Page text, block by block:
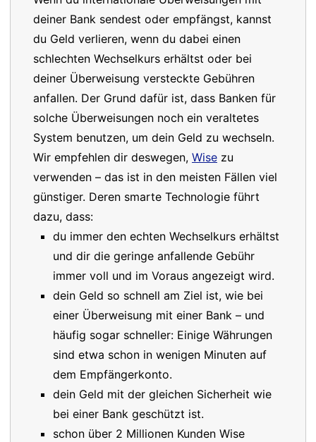
deiner Bank sendest oder empfängst, kannst
du Geld verlieren, wenn du dabei einen
schlechten Wechselkurs erhältst oder bei
deiner Überweisung versteckte Gebühren
anfallen. Der Grund dafür ist, dass Banken für
solche Überweisungen noch ein veraltetes
System benutzen, um dein Geld zu wechseln.
Wir empfehlen dir deswegen, Wise zu
verwenden – das ist in den meisten Fällen viel
günstiger. Deren smarte Technologie führt
dazu, dass:
du immer den echten Wechselkurs erhältst
und dir die geringe anfallende Gebühr
immer voll und im Voraus angezeigt wird.
dein Geld so schnell am Ziel ist, wie bei
einer Überweisung mit einer Bank – und
häufig sogar schneller: Einige Währungen
sind etwa schon in wenigen Minuten auf
dem Empfängerkonto.
dein Geld mit der gleichen Sicherheit wie
bei einer Bank geschützt ist.
schon über 2 Millionen Kunden Wise